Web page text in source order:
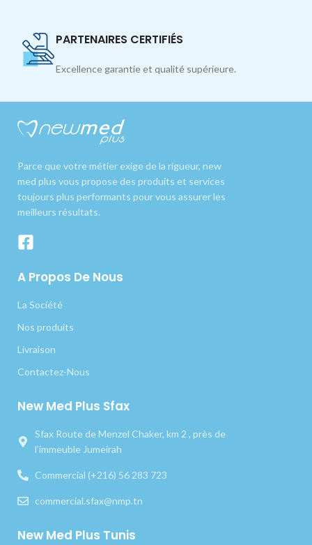
PARTENAIRES CERTIFIÉS
Excellence garantie et qualité supérieure.
Parce que votre métier exige de la rigueur, new
med plus vous propose des produits et services
toujours plus performants pour vous assurer les
meilleurs résultats.
A Propos De Nous
La Société
Nos produits
Livraison
Contactez-Nous
New Med Plus Sfax
Sfax Route de Menzel Chaker, km 2 , près de
l’immeuble Jumeirah
Commercial (+216) 56 283 723
commercial.sfax@nmp.tn
New Med Plus Tunis